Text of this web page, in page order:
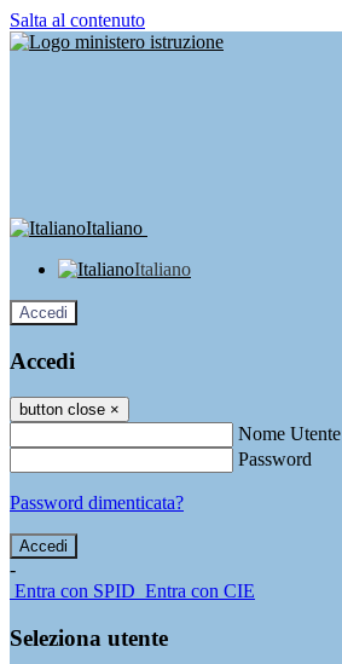
Salta al contenuto
Italiano
Italiano
Accedi
Accedi
button close ×
Nome Utente
Password
Password dimenticata?
-
Entra con SPID Entra con CIE
Seleziona utente